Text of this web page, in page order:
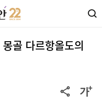
골 다르항올도의